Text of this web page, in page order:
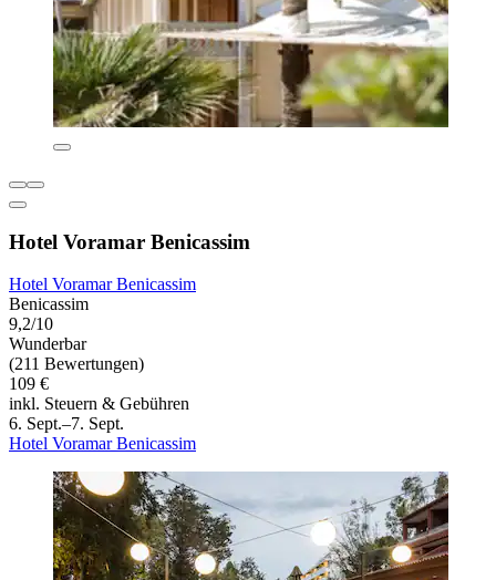
Hotel Voramar Benicassim
Hotel Voramar Benicassim
Benicassim
9,2/10
Wunderbar
(211 Bewertungen)
109 €
inkl. Steuern & Gebühren
6. Sept.–7. Sept.
Hotel Voramar Benicassim